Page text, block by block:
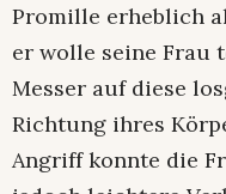
Promille erheblich
er wolle seine Frau
Messer auf diese
Richtung ihres
Angriff konnte die